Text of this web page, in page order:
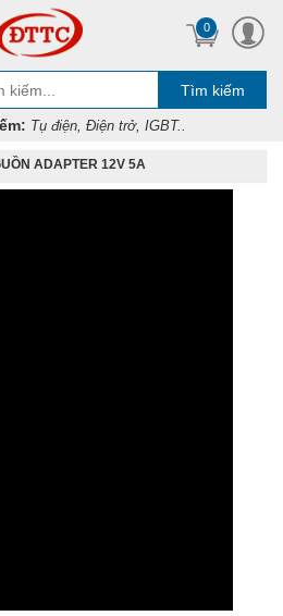
0
Tìm kiếm
Tụ điện, Điện trở, IGBT..
ADAPTER 12V 5A